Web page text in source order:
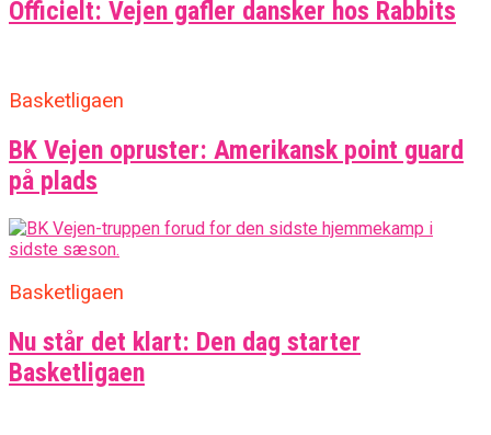
Officielt: Vejen gafler dansker hos Rabbits
Basketligaen
BK Vejen opruster: Amerikansk point guard
på plads
Basketligaen
Nu står det klart: Den dag starter
Basketligaen